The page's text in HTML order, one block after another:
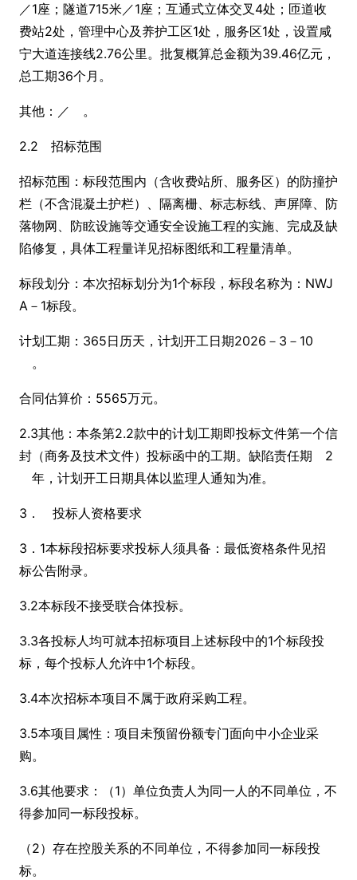
／1座；隧道715米／1座；互通式立体交叉4处；匝道收
费站2处，管理中心及养护工区1处，服务区1处，设置咸
宁大道连接线2.76公里。批复概算总金额为39.46亿元，
总工期36个月。
其他：／ 。
2.2 招标范围
招标范围：标段范围内（含收费站所、服务区）的防撞护
栏（不含混凝土护栏）、隔离栅、标志标线、声屏障、防
落物网、防眩设施等交通安全设施工程的实施、完成及缺
陷修复，具体工程量详见招标图纸和工程量清单。
标段划分：本次招标划分为1个标段，标段名称为：NWJ
A－1标段。
计划工期：365日历天，计划开工日期2026－3－10
。
合同估算价：5565万元。
2.3其他：本条第2.2款中的计划工期即投标文件第一个信
封（商务及技术文件）投标函中的工期。缺陷责任期 2
年，计划开工日期具体以监理人通知为准。
3． 投标人资格要求
3．1本标段招标要求投标人须具备：最低资格条件见招
标公告附录。
3.2本标段不接受联合体投标。
3.3各投标人均可就本招标项目上述标段中的1个标段投
标，每个投标人允许中1个标段。
3.4本次招标本项目不属于政府采购工程。
3.5本项目属性：项目未预留份额专门面向中小企业采
购。
3.6其他要求：（1）单位负责人为同一人的不同单位，不
得参加同一标段投标。
（2）存在控股关系的不同单位，不得参加同一标段投
标。